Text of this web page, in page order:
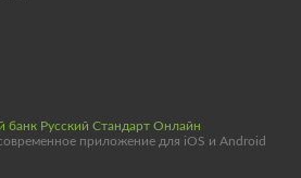
Русский Стандарт Онлайн
приложение для iOS и Android